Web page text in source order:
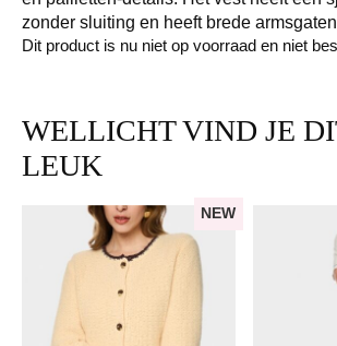
zonder sluiting en heeft brede
Dit product is nu niet op voorraad en niet
WELLICHT VIND JE
LEUK
NEW